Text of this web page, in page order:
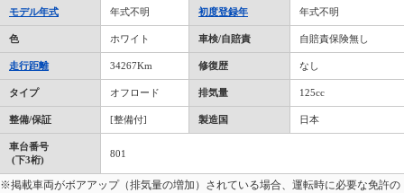
モデル年式 年式不明 初度登録年 年式不明
色 ホワイト 車検/自賠責 自賠責保険無し
走行距離 34267Km 修復歴 なし
タイプ オフロード 排気量 125cc
整備/保証 [整備付] 製造国 日本
車台番号
(下3桁)
801
※掲載車両がボアアップ（排気量の増加）されている場合、運転時に必要な免許の